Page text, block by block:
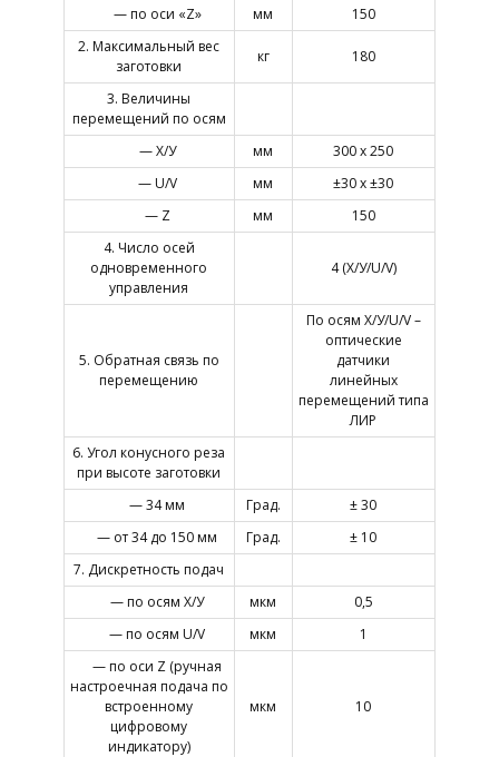
— по оси «Z»
мм
150
2. Максимальный вес
заготовки
кг 180
3. Величины
перемещений по осям
— Х/У
мм
300 х 250
— U/V
мм
±30 х ±30
— Z
мм
150
4. Число осей
одновременного
управления
4 (Х/У/U/V)
5. Обратная связь по
перемещению
По осям Х/У/U/V –
оптические
датчики
линейных
перемещений типа
ЛИР
6. Угол конусного реза
при высоте заготовки
— 34 мм
Град.
± 30
— от 34 до 150 мм
Град.
± 10
7. Дискретность подач
— по осям Х/У
мкм
0,5
— по осям U/V
мкм
1
— по оси Z (ручная
настроечная подача по
встроенному
цифровому
индикатору)
мкм 10